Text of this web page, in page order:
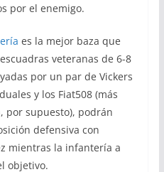
por el enemigo.
es la mejor baza que
veteranas de 6-8
por un par de Vickers
y los Fiat508 (más
por supuesto), podrán
defensiva con
mientras la infantería a
objetivo.